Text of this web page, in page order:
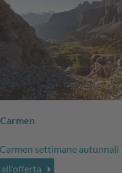
settimane autunnali
all'offerta